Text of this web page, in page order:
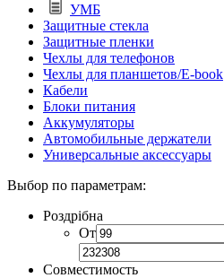
УМБ
Защитные стекла
Защитные пленки
Чехлы для телефонов
Чехлы для планшетов/E-book
Кабели
Блоки питания
Аккумуляторы
Автомобильные держатели
Универсальные аксессуары
Выбор по параметрам:
Роздрібна
От
Совместимость